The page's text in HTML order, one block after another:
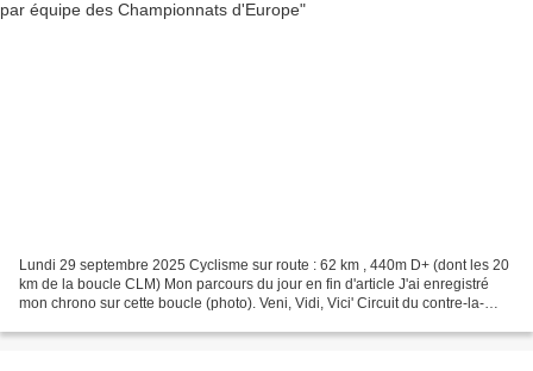
Lundi 29 septembre 2025 Cyclisme sur route : 62 km , 440m D+ (dont les 20
km de la boucle CLM) Mon parcours du jour en fin d'article J'ai enregistré
mon chrono sur cette boucle (photo). Veni, Vidi, Vici' Circuit du contre-la-